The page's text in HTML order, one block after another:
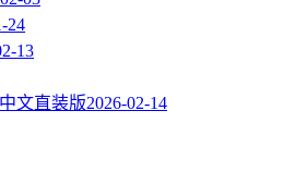
24
13
文直装版2026-02-14